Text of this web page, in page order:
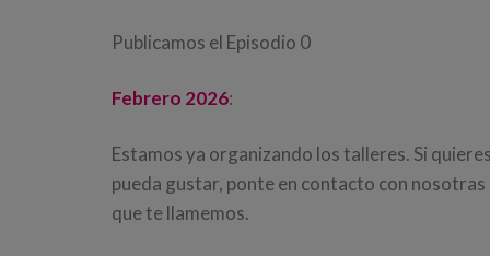
Publicamos el Episodio 0
Febrero 2026:
Estamos ya organizando los talleres. Si
pueda gustar, ponte en contacto con
que te llamemos.